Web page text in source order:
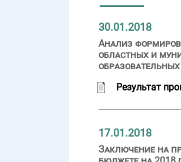
30.01.2018
Анализ
областных и
Результат
17.01.2018
Заключение на